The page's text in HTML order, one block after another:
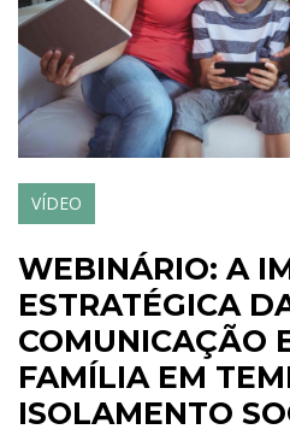
VÍDEO
WEBINÁRIO: A
ESTRATÉGICA
COMUNICAÇÃO
FAMÍLIA EM
ISOLAMENTO